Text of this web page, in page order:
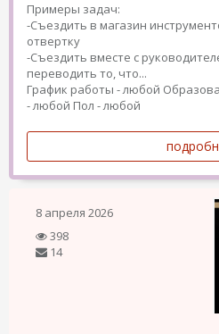
Примеры задач:
-Съездить в магазин
отвертку
-Съездить вместе с
переводить то, что...
График работы - любой
- любой Пол - любой
8 апреля 2026
398
14